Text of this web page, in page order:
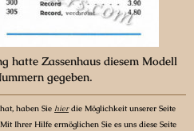
hatte Zassenhaus diesem Modell
gegeben.
haben Sie hierdie Möglichkeit unserer Seite
Ihrer Hilfe ermöglichen Sie es uns diese Seite